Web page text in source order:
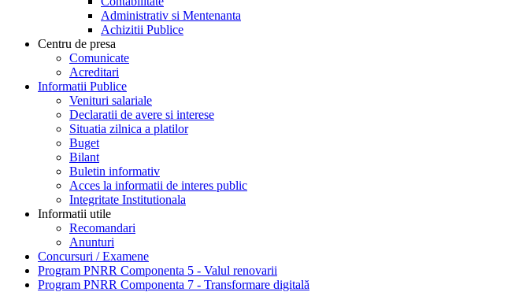
Administrativ si Mentenanta
Achizitii Publice
Centru de presa
Comunicate
Acreditari
Informatii Publice
Venituri salariale
Declaratii de avere si interese
Situatia zilnica a platilor
Buget
Bilant
Buletin informativ
Acces la informatii de interes public
Integritate Institutionala
Informatii utile
Recomandari
Anunturi
Concursuri / Examene
Program PNRR Componenta 5 - Valul renovarii
Program PNRR Componenta 7 - Transformare digitală